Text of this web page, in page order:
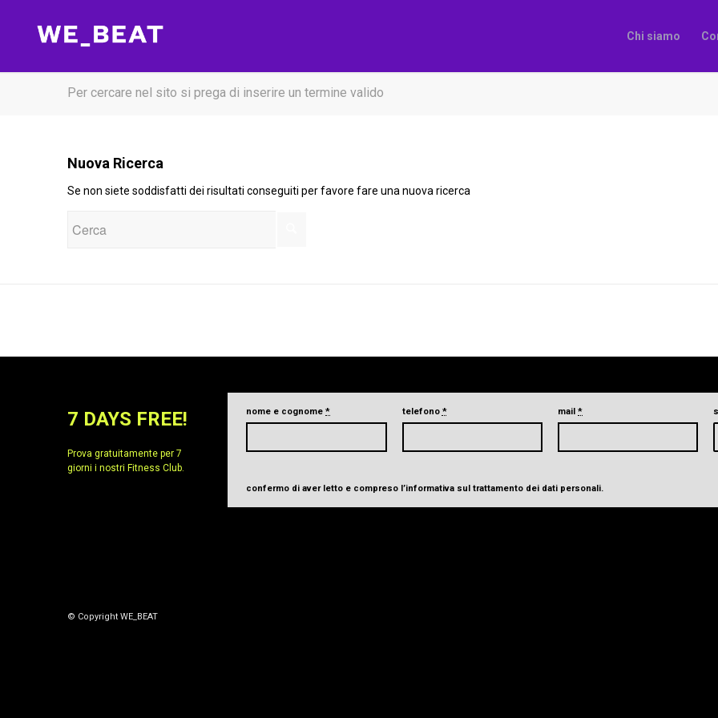
Chi siamo
Per cercare nel sito si prega di inserire un termine valido
Nuova Ricerca
Se non siete soddisfatti dei risultati conseguiti per favore fare una nuova ricerca
7 DAYS FREE!
Prova gratuitamente per 7
giorni i nostri Fitness Club.
nome e cognome* telefono * mail*
confermo di aver letto e compreso l’informativa sul trattamento dei dati personali.
© Copyright WE_BEAT